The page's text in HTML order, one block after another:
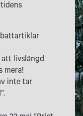
livslängd
mera!
inte tar